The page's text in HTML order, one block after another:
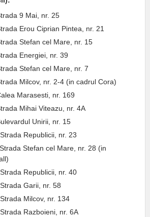
9 Mai, nr. 25
Erou Ciprian Pintea, nr. 21
Stefan cel Mare, nr. 15
Energiei, nr. 39
Stefan cel Mare, nr. 7
Milcov, nr. 2-4 (in cadrul Cora)
Marasesti, nr. 169
Mihai Viteazu, nr. 4A
Unirii, nr. 15
Republicii, nr. 23
Stefan cel Mare, nr. 28 (in
Republicii, nr. 40
Garii, nr. 58
Milcov, nr. 134
Razboieni, nr. 6A